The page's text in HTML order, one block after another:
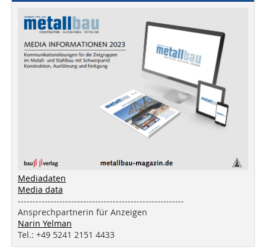
Mediadaten
Media data
--------------------------------------------------------
Ansprechpartnerin für Anzeigen
Narin Yelman
Tel.: +49 5241 2151 4433